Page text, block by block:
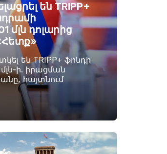
են TRIPP+
մլն դոլարից
են TRIPP+ ֆոնդի
ի. իրացման
հայտնում